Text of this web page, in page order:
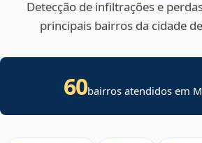
Detecção de infiltrações e
principais bairros da cidade
60bairros atendidos em